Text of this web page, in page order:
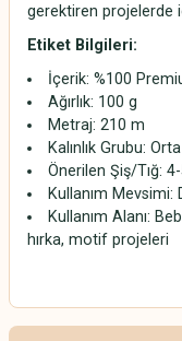
gerektiren projelerde
Etiket Bilgileri:
İçerik: %100
Ağırlık: 100 g
Metraj: 210 m
Kalınlık Grubu:
Önerilen Şiş/Tığ:
Kullanım Mevsimi:
Kullanım Alanı:
hırka, motif projeleri